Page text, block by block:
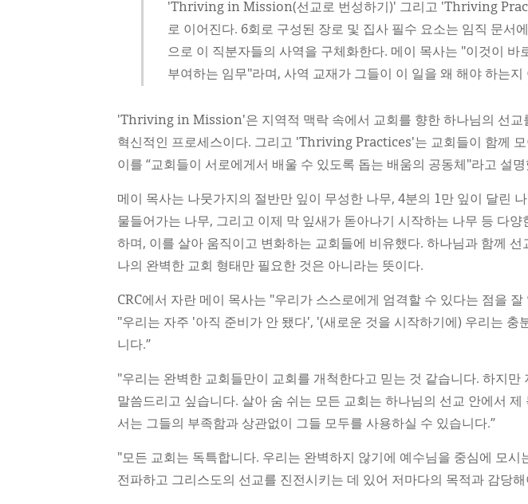
'Thriving in Mission(선교로 번성하기)' 그리고 'Thriving
로 이어진다. 6회로 구성된 장로 및 집사 필수 요소는 임직 문서
으로 이 직분자들의 사역을 구체화한다. 메이 목사는 "이것이 바
부여하는 임무"라며, 사역 교재가 그들이 이 일을 왜 해야 하는
'Thriving in Mission'은 지역적 맥락 속에서 교회를 향한 하나님의 선교
혁신적인 프로세스이다. 그리고 'Thriving Practices'는 교회들이 함께
이를 “교회들이 서로에게서 배울 수 있도록 돕는 배움의 공동체"라고 설명
메이 목사는 나뭇가지의 절반만 잎이 무성한 나무, 4분의 1만 잎이 달린
물들어가는 나무, 그리고 이제 막 잎새가 돋아나기 시작하는 나무 등 다양
하며, 이를 살아 움직이고 변화하는 교회들에 비유했다. 하나님과 함께
나의 완벽한 교회 형태만 필요한 것은 아니라는 뜻이다.
CRC에서 자란 메이 목사는 "우리가 스스로에게 엄격할 수 있다는 점을
"우리는 자주 '아직 준비가 안 됐다', '(새로운 것을 시작하기에) 우리는 충
니다.”
"우리는 완벽한 교회들만이 교회를 개척한다고 믿는 것 같습니다. 하지만
말씀드리고 싶습니다. 살아 숨 쉬는 모든 교회는 하나님의 선교 안에서 제
서는 그들의 부족함과 상관없이 그들 모두를 사용하실 수 있습니다.”
"모든 교회는 독특합니다. 우리는 완벽하지 않기에 예수님을 중심에 모시
전파하고 그리스도의 선교를 진전시키는 데 있어 저마다의 목적과 감당